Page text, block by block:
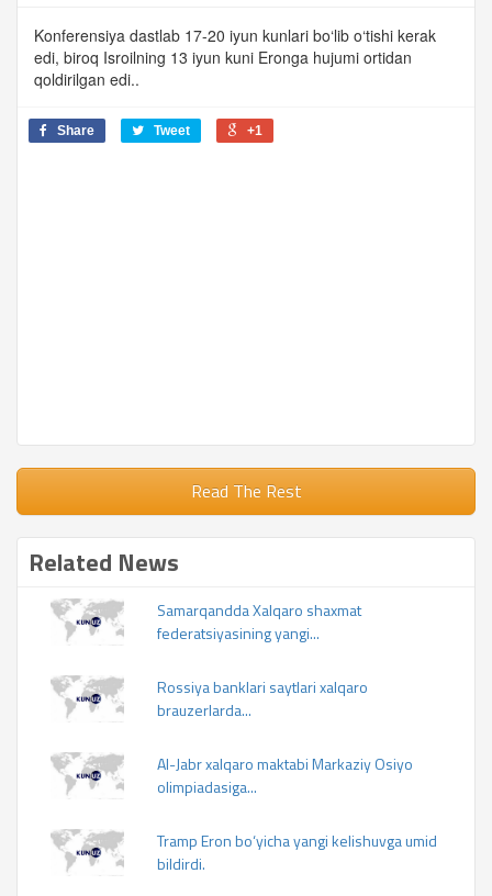
Konferensiya dastlab 17-20 iyun kunlari bo‘lib o‘tishi kerak
edi, biroq Isroilning 13 iyun kuni Eronga hujumi ortidan
qoldirilgan edi..
Share Tweet +1
Read The Rest
Related News
Samarqandda Xalqaro shaxmat
federatsiyasining yangi...
Rossiya banklari saytlari xalqaro
brauzerlarda...
Al-Jabr xalqaro maktabi Markaziy Osiyo
olimpiadasiga...
Tramp Eron bo‘yicha yangi kelishuvga umid
bildirdi.